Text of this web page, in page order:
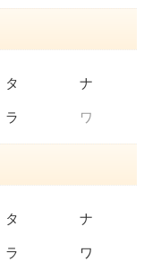
タ ナ
ラ ワ
タ ナ
ラ ワ